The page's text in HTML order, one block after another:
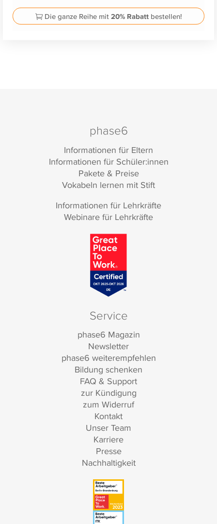
Die ganze Reihe mit20% Rabattbestellen!
phase6
Informationen für Eltern
Informationen für Schüler:innen
Pakete & Preise
Vokabeln lernen mit Stift
Informationen für Lehrkräfte
Webinare für Lehrkräfte
Service
phase6 Magazin
Newsletter
phase6 weiterempfehlen
Bildung schenken
FAQ & Support
zur Kündigung
zum Widerruf
Kontakt
Unser Team
Karriere
Presse
Nachhaltigkeit